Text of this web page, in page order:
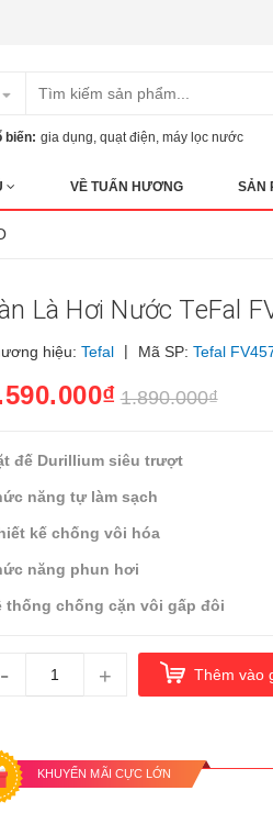
biến: gia dụng, quạt điện, máy lọc nước
VỀ TUẤN HƯƠNG SẢN
Là Hơi Nước TeFal
hiệu: Tefal | Mã SP: Tefal
1.890.000₫
đế Durillium siêu trượt
năng tự làm sạch
kế chống vôi hóa
năng phun hơi
thống chống cặn vôi gấp đôi
- + Thêm vào
KHUYẾN MÃI CỰC LỚN